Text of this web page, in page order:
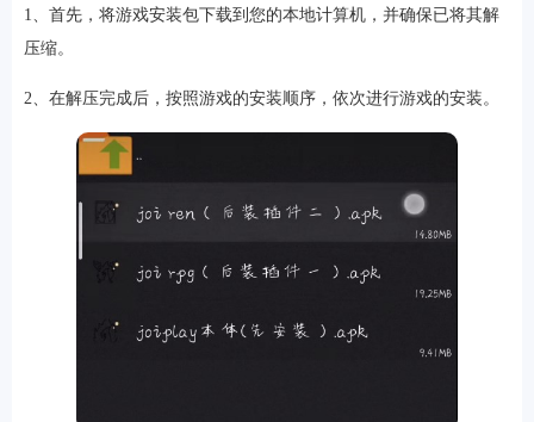
1、首先，将游戏安装包下载到您的本地计算机，并确保已将其解
压缩。
2、在解压完成后，按照游戏的安装顺序，依次进行游戏的安装。